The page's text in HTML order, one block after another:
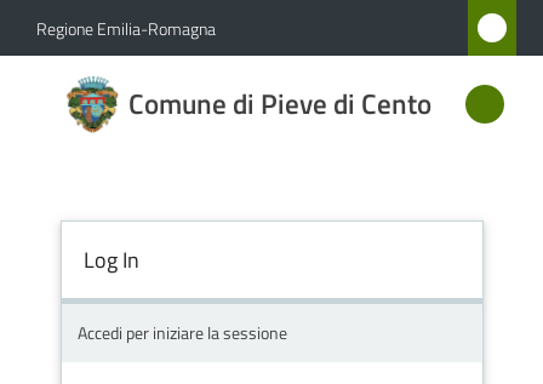
Vai al contenuto
Vai alla navigazione
Vai al footer
Regione Emilia-Romagna
Comune di Pieve di Cento
Comune
di Pieve
Amministrazione
Novità
Log In
Accedi per iniziare la sessione